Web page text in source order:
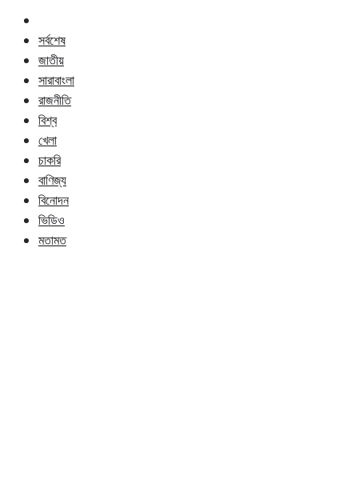
সর্বশেষ
জাতীয়
সারাবাংলা
রাজনীতি
বিশ্ব
খেলা
চাকরি
বাণিজ্য
বিনোদন
ভিডিও
মতামত